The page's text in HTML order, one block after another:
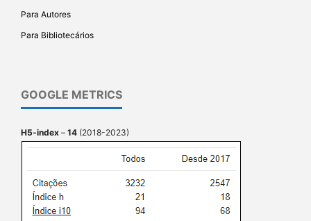
Para Autores
Para Bibliotecários
GOOGLE METRICS
H5-index – 14 (2018-2023)